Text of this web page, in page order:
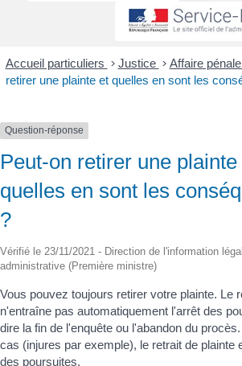
Accueil particuliers > Justice > Affaire pénale
retirer une plainte et quelles en sont les
Question-réponse
Peut-on retirer une plainte
quelles en sont les
?
Vérifié le 23/11/2021 - Direction de l'information
administrative (Première ministre)
Vous pouvez toujours retirer votre plainte. Le
n'entraîne pas automatiquement l'arrêt des
dire la fin de l'enquête ou l'abandon du
cas (injures par exemple), le retrait de plainte
des poursuites.